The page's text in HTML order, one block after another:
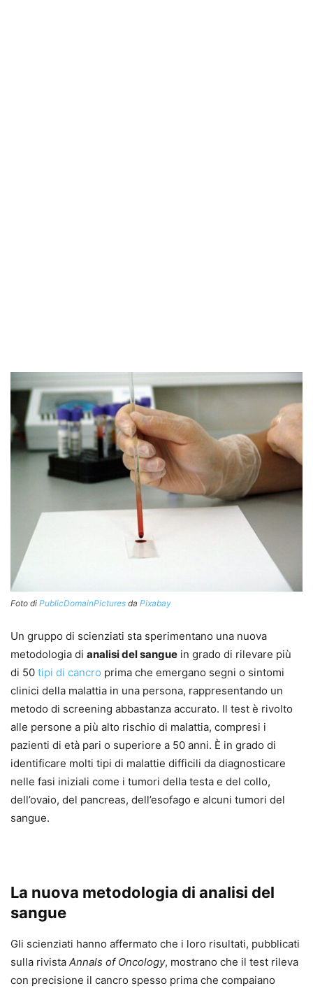
Foto di PublicDomainPictures da Pixabay
Un gruppo di scienziati sta sperimentano una nuova
metodologia di analisi del sangue in grado di rilevare più
di 50 tipi di cancro prima che emergano segni o sintomi
clinici della malattia in una persona, rappresentando un
metodo di screening abbastanza accurato. Il test è rivolto
alle persone a più alto rischio di malattia, compresi i
pazienti di età pari o superiore a 50 anni. È in grado di
identificare molti tipi di malattie difficili da diagnosticare
nelle fasi iniziali come i tumori della testa e del collo,
dell’ovaio, del pancreas, dell’esofago e alcuni tumori del
sangue.
La nuova metodologia di analisi del
sangue
Gli scienziati hanno affermato che i loro risultati, pubblicati
sulla rivista Annals of Oncology, mostrano che il test rileva
con precisione il cancro spesso prima che compaiano